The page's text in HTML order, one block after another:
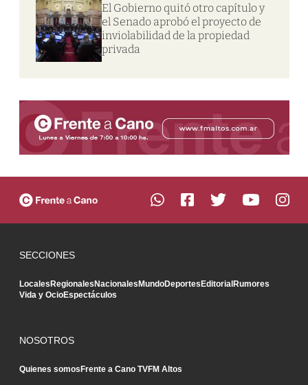
El Gobierno quitó otro capítulo y
el Senado aprobó el proyecto de
inviolabilidad de la propiedad
privada
SECCIONES
LocalesRegionalesNacionalesMundoDeportesEditorialRumores
Vida y OcioEspectáculos
NOSOTROS
Quienes somosFrente a Cano TVFM Altos